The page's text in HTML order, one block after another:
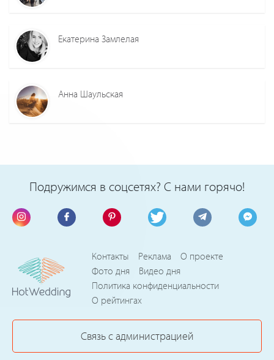
Екатерина Замлелая
Анна Шаульская
Подружимся в соцсетях? С нами горячо!
Контакты Реклама
О проекте
Фото дня
Видео дня
Политика конфиденциальности
О рейтингах
Связь с администрацией